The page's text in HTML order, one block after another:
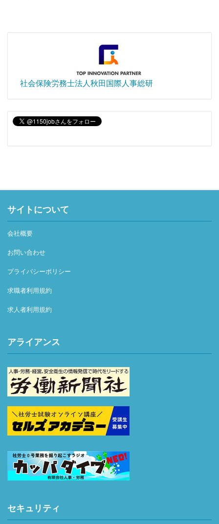
社会保険労務士法人秋田国際人事総研
サイトについて
会社概要
お問い合わせ
プライバシーポリシー
求職者利用規約
求人者利用規約
アライアンス
セキュリティ